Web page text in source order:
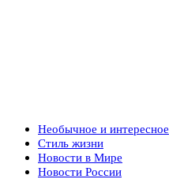
Необычное и интересное
Стиль жизни
Новости в Мире
Новости России